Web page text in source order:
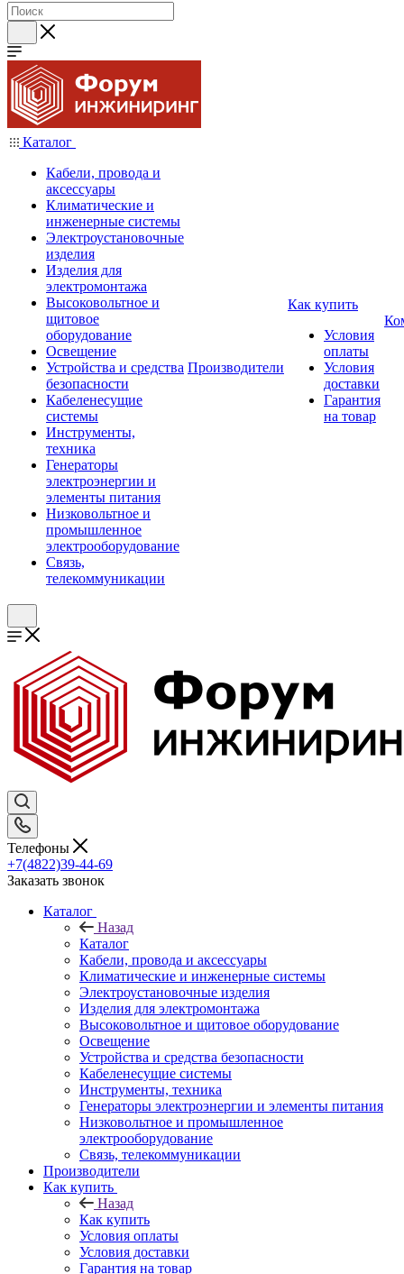
Каталог
Кабели, провода и
аксессуары
Климатические и
инженерные системы
Электроустановочные
изделия
Изделия для
электромонтажа
Высоковольтное и
щитовое
оборудование
Освещение
Устройства и средства
безопасности
Кабеленесущие
системы
Инструменты,
техника
Генераторы
электроэнергии и
элементы питания
Низковольтное и
промышленное
электрооборудование
Связь,
телекоммуникации
Производители
Как купить
Условия
оплаты
Условия
доставки
Гарантия
на товар
Телефоны
+7(4822)39-44-69
Заказать звонок
Каталог
Назад
Каталог
Кабели, провода и аксессуары
Климатические и инженерные системы
Электроустановочные изделия
Изделия для электромонтажа
Высоковольтное и щитовое оборудование
Освещение
Устройства и средства безопасности
Кабеленесущие системы
Инструменты, техника
Генераторы электроэнергии и элементы питания
Низковольтное и промышленное
электрооборудование
Связь, телекоммуникации
Производители
Как купить
Назад
Как купить
Условия оплаты
Условия доставки
Гарантия на товар